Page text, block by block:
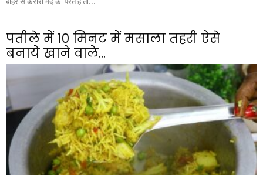
पतीले में 10 मिनट में मसाला तहरी ऐसे
बनाये खाने वाले...